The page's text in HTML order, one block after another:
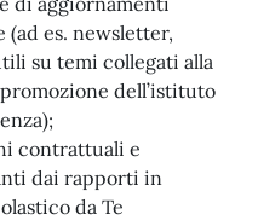
(ad es. newsletter,
su temi collegati alla
dell’istituto
contrattuali e
dai rapporti in
da Te